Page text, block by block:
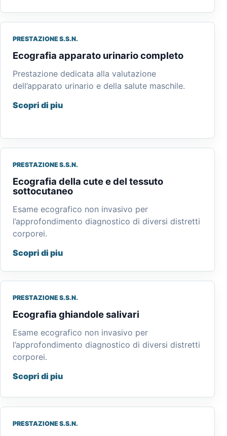
PRESTAZIONE S.S.N.
Ecografia apparato urinario completo
Prestazione dedicata alla valutazione
dell’apparato urinario e della salute maschile.
Scopri di piu
PRESTAZIONE S.S.N.
Ecografia della cute e del tessuto
sottocutaneo
Esame ecografico non invasivo per
l’approfondimento diagnostico di diversi distretti
corporei.
Scopri di piu
PRESTAZIONE S.S.N.
Ecografia ghiandole salivari
Esame ecografico non invasivo per
l’approfondimento diagnostico di diversi distretti
corporei.
Scopri di piu
PRESTAZIONE S.S.N.